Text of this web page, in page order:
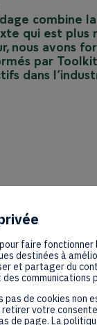
combine
qui est
nous avons
par
faire fonctionner
destinées à
et partager du
communications
pas de cookies non
votre
de page. La